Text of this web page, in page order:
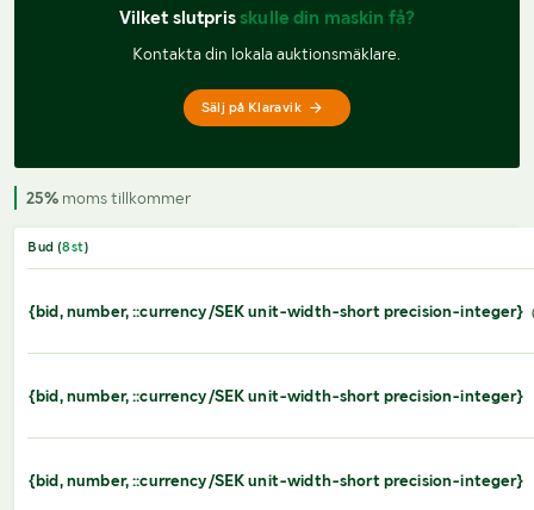
Vilket slutpris skulle din maskin få?
Kontakta din lokala auktionsmäklare.
Sälj på Klaravik
25% moms tillkommer
Bud (8st)
{bid, number, ::currency/SEK unit-width-short precision-integer}
{bid, number, ::currency/SEK unit-width-short precision-integer}
{bid, number, ::currency/SEK unit-width-short precision-integer}